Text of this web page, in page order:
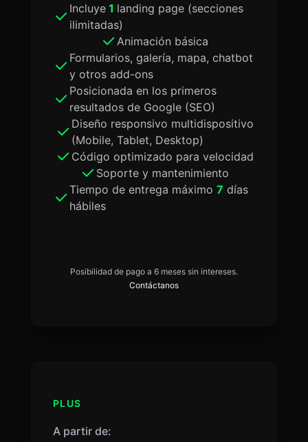
Incluye1 landing page (secciones
ilimitadas)
Animación básica
Formularios, galería, mapa, chatbot
y otros add-ons
Posicionada en los primeros
resultados de Google (SEO)
Diseño responsivo multidispositivo
(Mobile, Tablet, Desktop)
Código optimizado para velocidad
Soporte y mantenimiento
Tiempo de entrega máximo 7 días
hábiles
Posibilidad de pago a 6 meses sin intereses.
Contáctanos
PLUS
A partir de: